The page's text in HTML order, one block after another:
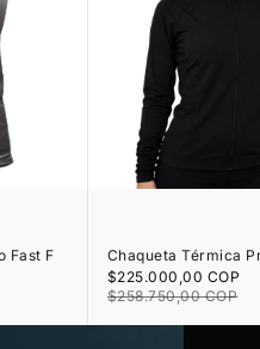
Fast F
Chaqueta Térmica
Precio de oferta
$225.000,00 COP
Precio normal
$258.750,00 COP